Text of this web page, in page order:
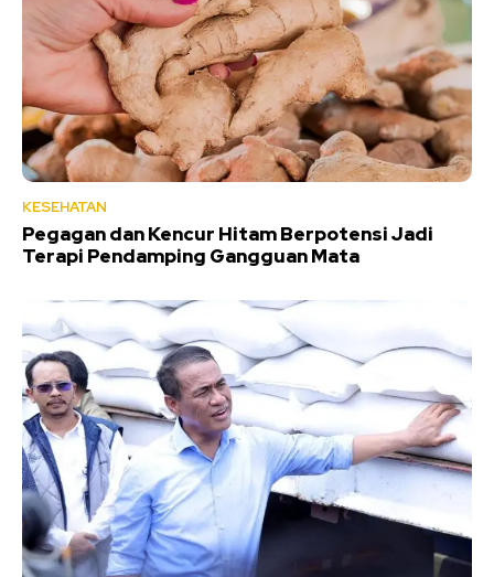
KESEHATAN
Pegagan dan Kencur Hitam Berpotensi Jadi
Terapi Pendamping Gangguan Mata